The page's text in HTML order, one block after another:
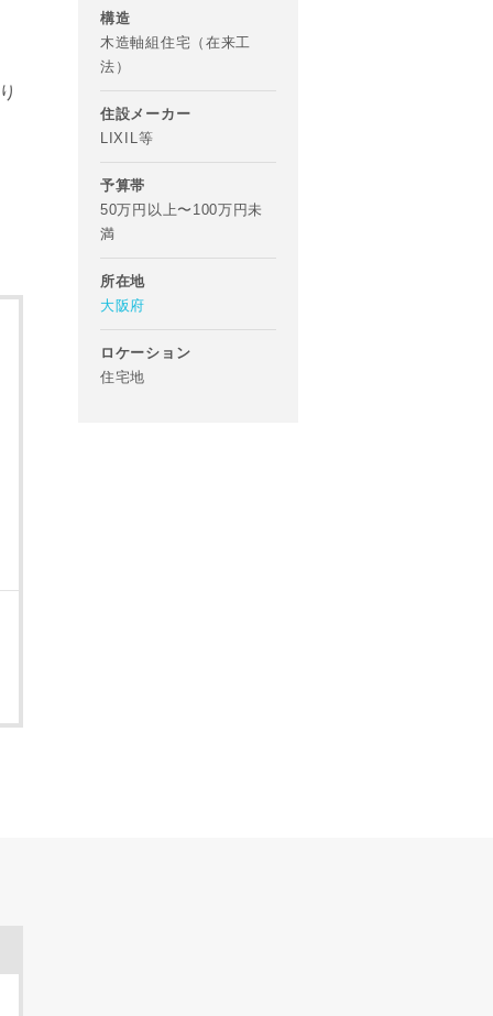
構造
木造軸組住宅（在来工
法）
住設メーカー
LIXIL等
予算帯
50万円以上〜100万円未
満
所在地
大阪府
ロケーション
住宅地